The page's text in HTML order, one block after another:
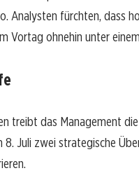
Analysten fürchten, dass
Vortag ohnehin unter
treibt das Management
Juli zwei strategische